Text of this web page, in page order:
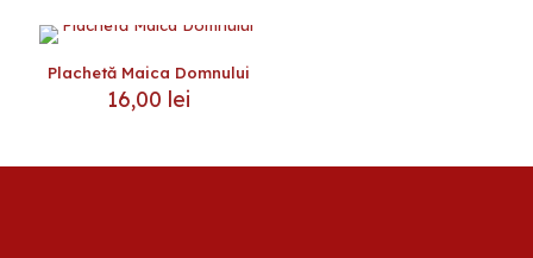
pot
alese
în
Plachetă Maica Domnului
16,00 lei